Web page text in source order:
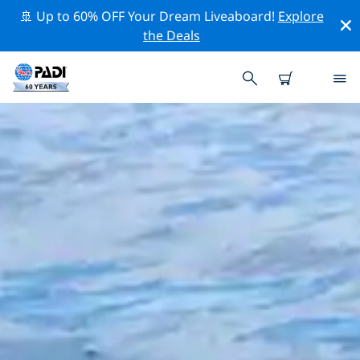
🚢 Up to 60% OFF Your Dream Liveaboard! Explore
the Deals